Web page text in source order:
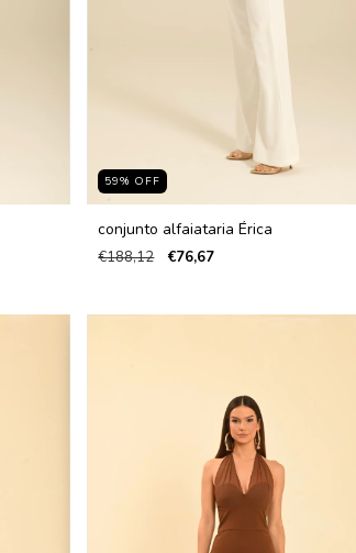
59% OFF
conjunto alfaiataria Érica
€188,12 €76,67